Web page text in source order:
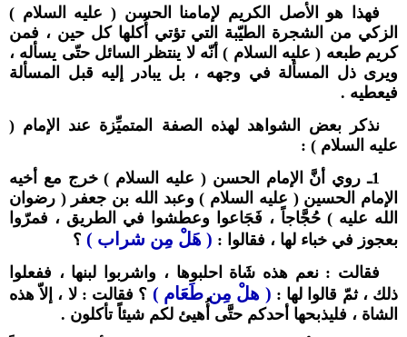
فهذا هو الأصل الكريم لإمامنا الحسن ( عليه السلام )
الزكي من الشجرة الطيّبة التي تؤتي أُكلها كل حين ، فمن
كريم طبعه ( عليه السلام ) أنّه لا ينتظر السائل حتّى يسأله ،
ويرى ذل المسألة في وجهه ، بل يبادر إليه قبل المسألة
فيعطيه .
نذكر بعض الشواهد لهذه الصفة المتميِّزة عند الإمام (
عليه السلام ) :
1ـ روي أنَّ الإمام الحسن ( عليه السلام ) خرج مع أخيه
الإمام الحسين ( عليه السلام ) وعبد الله بن جعفر ( رضوان
الله عليه ) حُجَّاجاً ، فَجَاعوا وعطشوا في الطريق ، فمرّوا
بعجوز في خباء لها ، فقالوا : ( هَلْ مِن شراب ) ؟
فقالت : نعم هذه شَاة احلبوها ، واشربوا لبنها ، ففعلوا
ذلك ، ثمّ قالوا لها : ( هلْ مِن طَعَام ) ؟ فقالت : لا ، إلاّ هذه
الشاة ، فليذبحها أحدكم حتَّى أُهيئ لكم شيئاً تأكلون .